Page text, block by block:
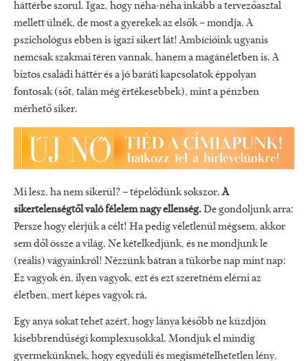
háttérbe szorul. Igaz, hogy néha-néha inkább a tervezőasztal
mellett ülnék, de most a gyerekek az elsők – mondja. A
pszichológus ebben is igazi sikert lát! Ambícióink ugyanis
nemcsak szakmai téren vannak, hanem a magánéletben is. A
biztos családi háttér és a jó baráti kapcsolatok éppolyan
fontosak (sőt, talán még értékesebbek), mint a pénzben
mérhető siker.
Mi lesz, ha nem sikerül? – tépelődünk sokszor.A
sikertelenségtől való félelem nagy ellenség.De gondoljunk arra:
Persze hogy elérjük a célt! Ha pedig véletlenül mégsem, akkor
sem dől össze a világ. Ne kételkedjünk, és ne mondjunk le
(reális) vágyainkról! Nézzünk bátran a tükörbe nap mint nap:
Ez vagyok én, ilyen vagyok, ezt és ezt szeretném elérni az
életben, mert képes vagyok rá.
Egy anya sokat tehet azért, hogy lánya később ne küzdjön
kisebbrendűségi komplexusokkal. Mondjuk el mindig
gyermekünknek, hogy egyedüli és megismételhetetlen lény,